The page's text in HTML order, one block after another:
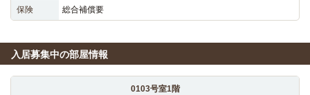
保険 総合補償要
入居募集中の部屋情報
0103号室1階